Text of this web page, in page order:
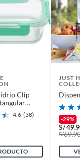
Clip
4.6 (38)
JUST
-29%
S/
S/